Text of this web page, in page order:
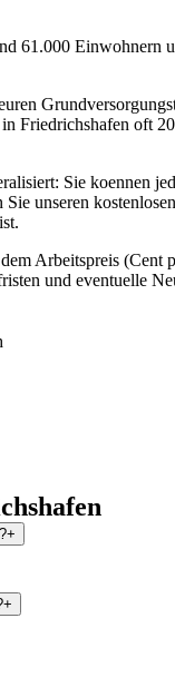
61.000
Friedrichshafen oft
Sie koennen
unseren
Arbeitspreis (Cent
und eventuelle
+
+